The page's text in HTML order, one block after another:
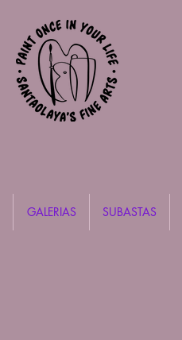
GALERIAS SUBASTAS